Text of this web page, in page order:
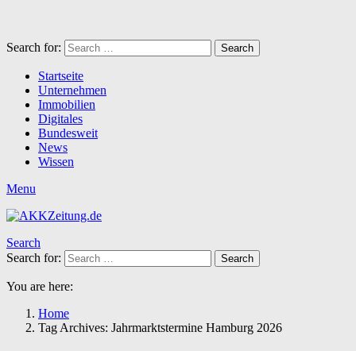
Search for: Search
Startseite
Unternehmen
Immobilien
Digitales
Bundesweit
News
Wissen
Menu
Search
Search for:
Search
You are here:
Home
Tag Archives: Jahrmarktstermine Hamburg 2026